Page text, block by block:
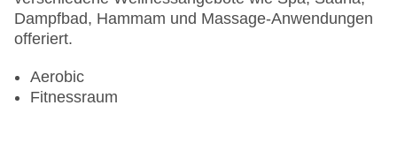
Dampfbad, Hammam und Massage-Anwendungen
offeriert.
Aerobic
Fitnessraum